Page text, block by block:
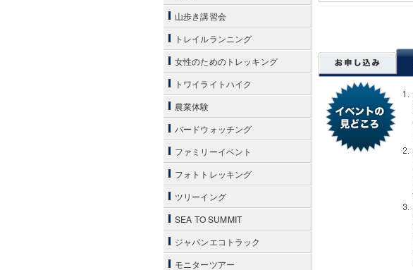
山歩き講習会
トレイルランニング
女性のためのトレッキング
トワイライトハイク
農業体験
バードウォッチング
ファミリーイベント
フォトトレッキング
ツリーイング
SEA TO SUMMIT
ジャパンエコトラック
モニターツアー